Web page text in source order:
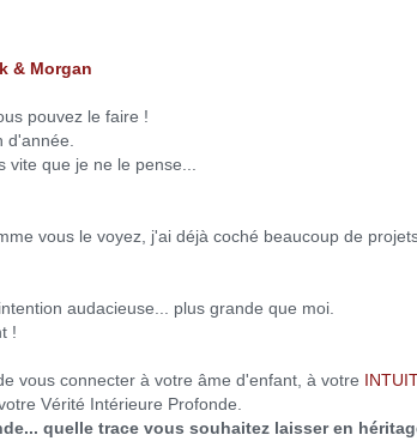
& Morgan
pouvez le faire !
d'année.
vite que je ne le pense...
vous le voyez, j'ai déjà coché beaucoup de
audacieuse... plus grande que moi.
!
vous connecter à votre âme d'enfant, à votre
Vérité Intérieure Profonde.
quelle trace vous souhaitez laisser en